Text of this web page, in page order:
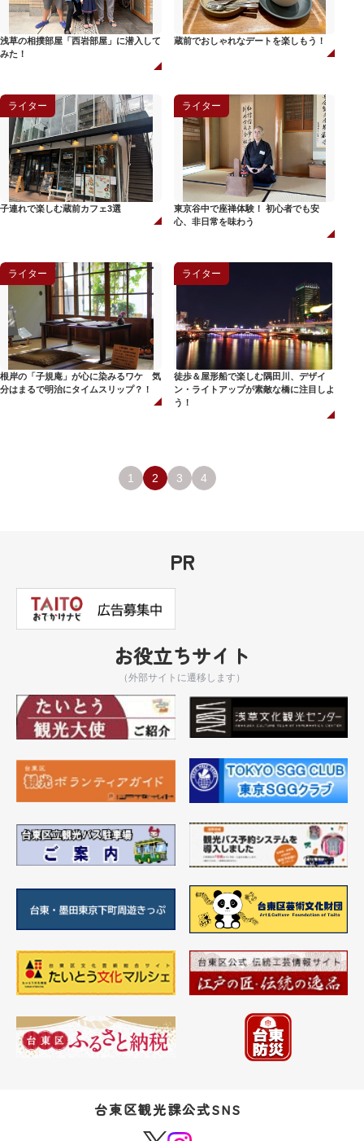
浅草の相撲部屋「西岩部屋」に潜入して
みた！
蔵前でおしゃれなデートを楽しもう！
ライター
子連れで楽しむ蔵前カフェ3選
ライター
東京谷中で座禅体験！ 初心者でも安
心、非日常を味わう
ライター
根岸の「子規庵」が心に染みるワケ 気
分はまるで明治にタイムスリップ？！
ライター
徒歩＆屋形船で楽しむ隅田川、デザイ
ン・ライトアップが素敵な橋に注目しよ
う！
1 2 3 4
PR
お役立ちサイト
（外部サイトに遷移します）
台東区観光課公式SNS